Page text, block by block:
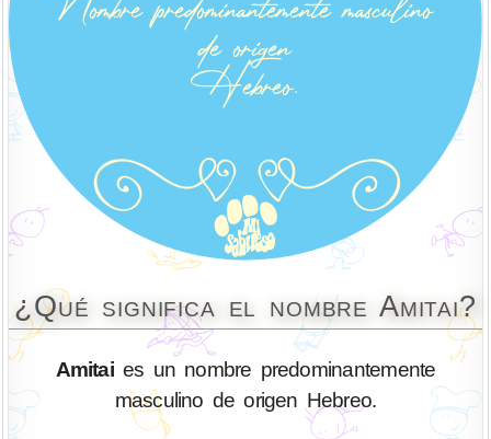
¿Qué significa el nombre Amitai?
Amitaies un nombre predominantemente
masculino de origen Hebreo.